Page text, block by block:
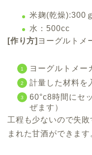
米麹(乾燥):300ｇ
水：500cc
[作り方] ヨーグルトメ
ヨーグルトメー
計量した材料を
60°c8時間にセ
ぜます）
工程も少ないので失
まれた甘酒ができます